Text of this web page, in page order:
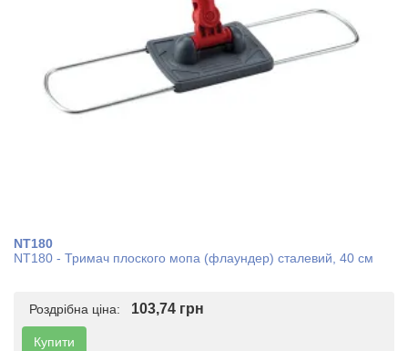
NT180
NT180 - Тримач плоского мопа (флаундер) сталевий, 40 см
Роздрібна ціна: 103,74 грн
Купити